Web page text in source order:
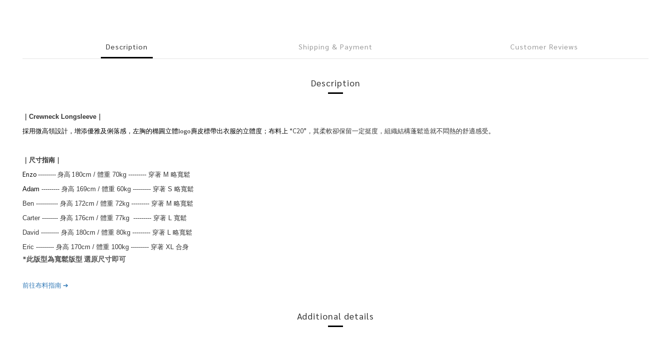
Description Shipping & Payment Customer Reviews
Description
Crewneck Longsleeve
採用微高領設計，增添優雅及俐落感，左胸的橢圓立體logo麂皮標帶出衣服的立體度 ； 布料上 “C20”，其柔軟卻保留一定挺度，組織結構蓬鬆造就不悶熱的舒適感受。
｜尺寸指南｜
Enzo--------- 身高 180cm / 體重 70kg --------- 穿著 M 略寬鬆
Adam --------- 身高 169cm / 體重 60kg --------- 穿著 S 略寬鬆
Ben ----------- 身高 172cm / 體重 72kg --------- 穿著 M 略寬鬆
Carter -------- 身高 176cm / 體重 77kg --------- 穿著 L 寬鬆
David --------- 身高 180cm / 體重 80kg --------- 穿著 L 略寬鬆
Eric --------- 身高 170cm / 體重 100kg --------- 穿著 XL 合身
*此版型為寬鬆版型 選原尺寸即可
前往布料指南 ➔
Additional details